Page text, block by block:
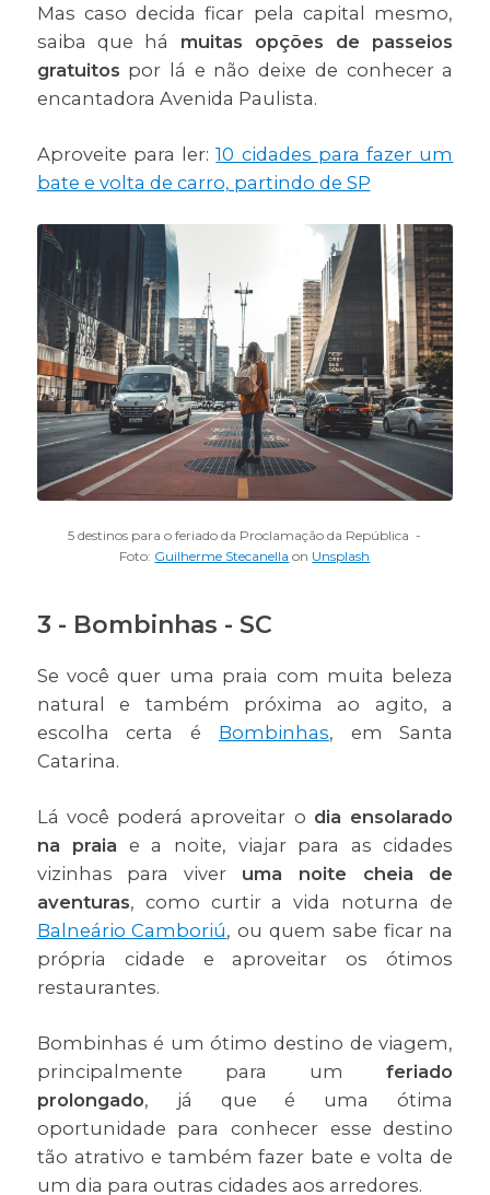
Mas caso decida ficar pela capital mesmo,
saiba que há muitas opções de passeios
gratuitos por lá e não deixe de conhecer a
encantadora Avenida Paulista.
Aproveite para ler:10 cidades para fazer um
bate e volta de carro, partindo de SP
5 destinos para o feriado da Proclamação da República -
Foto: Guilherme Stecanella on Unsplash
3 - Bombinhas - SC
Se você quer uma praia com muita beleza
natural e também próxima ao agito, a
escolha certa é Bombinhas, em Santa
Catarina.
Lá você poderá aproveitar o dia ensolarado
na praia e a noite, viajar para as cidades
vizinhas para viveruma noite cheia de
aventuras, como curtir a vida noturna de
Balneário Camboriú, ou quem sabe ficar na
própria cidade e aproveitar os ótimos
restaurantes.
Bombinhas é um ótimo destino de viagem,
principalmente para umferiado
prolongado, já que é uma ótima
oportunidade para conhecer esse destino
tão atrativo e também fazer bate e volta de
um dia para outras cidades aos arredores.